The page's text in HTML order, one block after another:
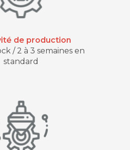
de production
/ 2 à 3 semaines en
standard